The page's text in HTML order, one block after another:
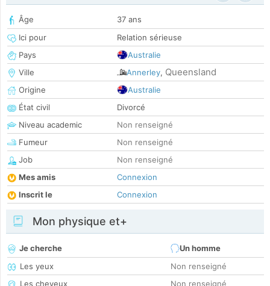
Âge
37 ans
Ici pour
Relation sérieuse
Pays
Australie
Ville
Annerley, Queensland
Origine
Australie
État civil
Divorcé
Niveau academic
Non renseigné
Fumeur
Non renseigné
Job
Non renseigné
Mes amis
Connexion
Inscrit le
Connexion
Mon physique et+
Je cherche
Un homme
Les yeux
Non renseigné
Les cheveux
Non renseigné